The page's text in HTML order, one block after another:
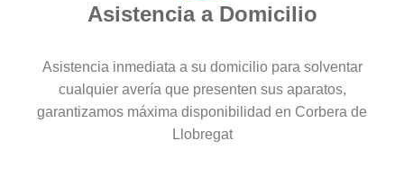
Asistencia a Domicilio
Asistencia inmediata a su domicilio para solventar
cualquier avería que presenten sus aparatos,
garantizamos máxima disponibilidad en Corbera de
Llobregat